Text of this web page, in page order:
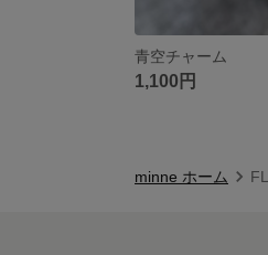
青空チャーム
1,100円
minne ホーム